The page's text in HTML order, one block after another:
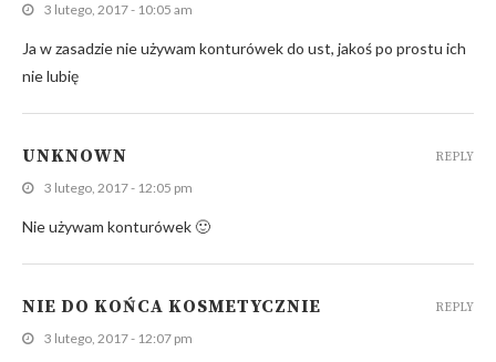
3 lutego, 2017 - 10:05 am
Ja w zasadzie nie używam konturówek do ust, jakoś po prostu ich
nie lubię
UNKNOWN
3 lutego, 2017 - 12:05 pm
Nie używam konturówek 🙂
REPLY
NIE DO KOŃCA KOSMETYCZNIE
3 lutego, 2017 - 12:07 pm
REPLY